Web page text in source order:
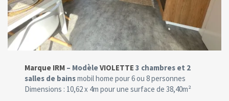
Marque IRM – ModèleVIOLETTE 3 chambres et 2
salles de bainsmobil home pour 6 ou 8 personnes
Dimensions : 10,62 x 4m pour une surface de 38,40m²